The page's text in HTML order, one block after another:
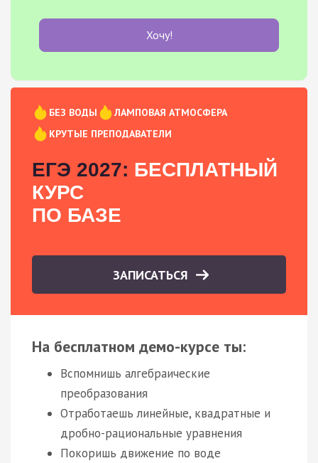
Хочу!
БЕЗ ВОДЫ
ЛАМПОВАЯ АТМОСФЕРА
КРУТЫЕ ПРЕПОДАВАТЕЛИ
ЕГЭ 2027: БЕСПЛАТНЫЙ
КУРС
ПО БАЗЕ
ЗАПИСАТЬСЯ
На бесплатном демо-курсе ты:
Вспомнишь алгебраические
преобразования
Отработаешь линейные, квадратные и
дробно-рациональные уравнения
Покоришь движение по воде